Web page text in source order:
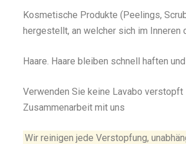
Kosmetische Produkte (Peelings,
hergestellt, an welcher sich im
Haare. Haare bleiben schnell haften
Verwenden Sie keine Lavabo
Zusammenarbeit mit uns
Wir reinigen jede Verstopfung,